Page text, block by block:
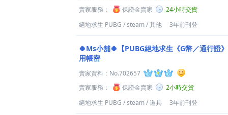
賣家服務：
保證金賣家
24小時交貨
絕地求生 PUBG /steam/其他 3年前刊登
🍀Ms小舖🍀【PUBG絕地求生《G幣／通行證
用帳密
賣家資料： No.702657
賣家服務：
保證金賣家
2小時交貨
絕地求生 PUBG /steam/道具 3年前刊登